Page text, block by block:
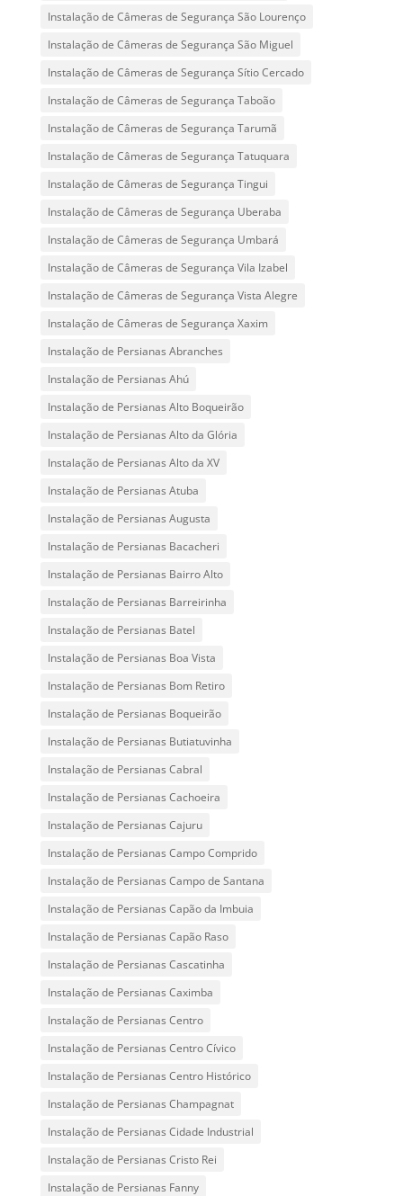
Instalação de Câmeras de Segurança São Lourenço
Instalação de Câmeras de Segurança São Miguel
Instalação de Câmeras de Segurança Sítio Cercado
Instalação de Câmeras de Segurança Taboão
Instalação de Câmeras de Segurança Tarumã
Instalação de Câmeras de Segurança Tatuquara
Instalação de Câmeras de Segurança Tingui
Instalação de Câmeras de Segurança Uberaba
Instalação de Câmeras de Segurança Umbará
Instalação de Câmeras de Segurança Vila Izabel
Instalação de Câmeras de Segurança Vista Alegre
Instalação de Câmeras de Segurança Xaxim
Instalação de Persianas Abranches
Instalação de Persianas Ahú
Instalação de Persianas Alto Boqueirão
Instalação de Persianas Alto da Glória
Instalação de Persianas Alto da XV
Instalação de Persianas Atuba
Instalação de Persianas Augusta
Instalação de Persianas Bacacheri
Instalação de Persianas Bairro Alto
Instalação de Persianas Barreirinha
Instalação de Persianas Batel
Instalação de Persianas Boa Vista
Instalação de Persianas Bom Retiro
Instalação de Persianas Boqueirão
Instalação de Persianas Butiatuvinha
Instalação de Persianas Cabral
Instalação de Persianas Cachoeira
Instalação de Persianas Cajuru
Instalação de Persianas Campo Comprido
Instalação de Persianas Campo de Santana
Instalação de Persianas Capão da Imbuia
Instalação de Persianas Capão Raso
Instalação de Persianas Cascatinha
Instalação de Persianas Caximba
Instalação de Persianas Centro
Instalação de Persianas Centro Cívico
Instalação de Persianas Centro Histórico
Instalação de Persianas Champagnat
Instalação de Persianas Cidade Industrial
Instalação de Persianas Cristo Rei
Instalação de Persianas Fanny